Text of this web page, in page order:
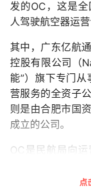
发的OC，这是
人驾驶航空器运营
其中，广东亿航
控股有限公司（
能”）旗下专门
营服务的全资子
则是由合肥市国
成立的公司。
OC是民航局向
着企业具备安全
持有OC的企业点